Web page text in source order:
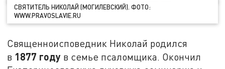
СВЯТИТЕЛЬ НИКОЛАЙ (МОГИЛЕВСКИЙ). ФОТО:
WWW.PRAVOSLAVIE.RU
Священноисповедник Николай родился
в 1877 году в семье псаломщика. Окончил